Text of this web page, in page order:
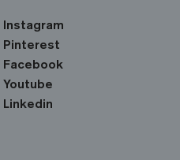
Instagram
Pinterest
Facebook
Youtube
Linkedin